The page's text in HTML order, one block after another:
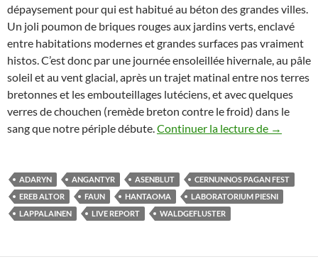
dépaysement pour qui est habitué au béton des grandes villes.
Un joli poumon de briques rouges aux jardins verts, enclavé
entre habitations modernes et grandes surfaces pas vraiment
histos. C’est donc par une journée ensoleillée hivernale, au pâle
soleil et au vent glacial, après un trajet matinal entre nos terres
bretonnes et les embouteillages lutéciens, et avec quelques
verres de chouchen (remède breton contre le froid) dans le
sang que notre périple débute.Continuer la lecture de →
ADARYN ANGANTYR ASENBLUT
CERNUNNOS PAGAN FEST
EREB ALTOR
FAUN HANTAOMA
LABORATORIUM PIESNI
LAPPALAINEN
LIVE REPORT WALDGEFLUSTER